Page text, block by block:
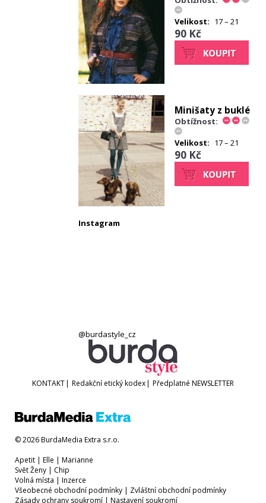
Velikost: 17 – 21
90 Kč
Minišaty z buklé
Obtížnost:
Velikost: 17 – 21
90 Kč
Instagram
@burdastyle_cz
KONTAKT| Redakční etický kodex| Předplatné NEWSLETTER
© 2026 BurdaMedia Extra s.r.o.
Apetit | Elle | Marianne
Svět Ženy | Chip
Volná místa | Inzerce
Všeobecné obchodní podmínky | Zvláštní obchodní podmínky
Zásady ochrany soukromí | Nastavení soukromí